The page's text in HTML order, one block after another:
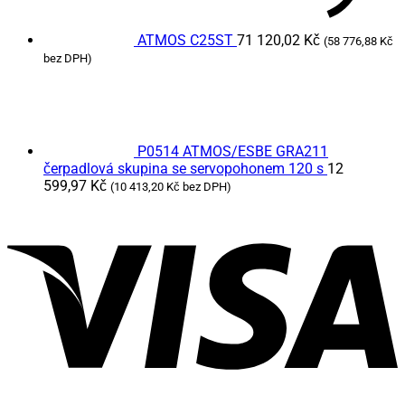
ATMOS C25ST 71 120,02 Kč (58 776,88 Kč
bez DPH)
P0514 ATMOS/ESBE GRA211
čerpadlová skupina se servopohonem 120 s 12
599,97 Kč (10 413,20 Kč bez DPH)